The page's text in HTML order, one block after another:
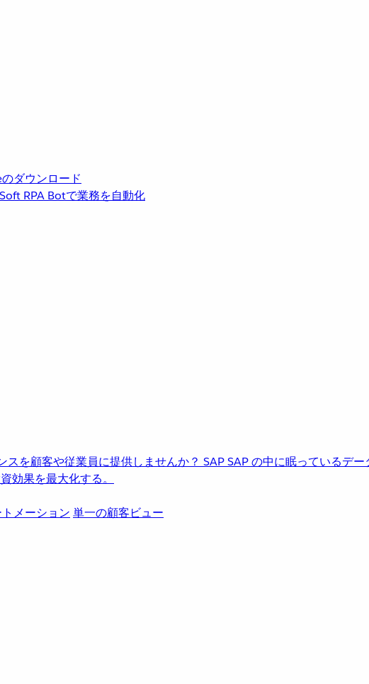
ダウンロード
RPA Botで業務を自動化
を顧客や従業員に提供しませんか？ SAPSAP の中に眠っているデ
効果を最大化する。
メーション 単一の顧客ビュー